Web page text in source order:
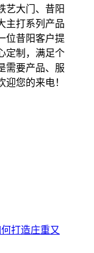
艺大门、昔阳
主打系列产品
位昔阳客户提
定制，满足个
需要产品、服
您的来电！
打造庄重又